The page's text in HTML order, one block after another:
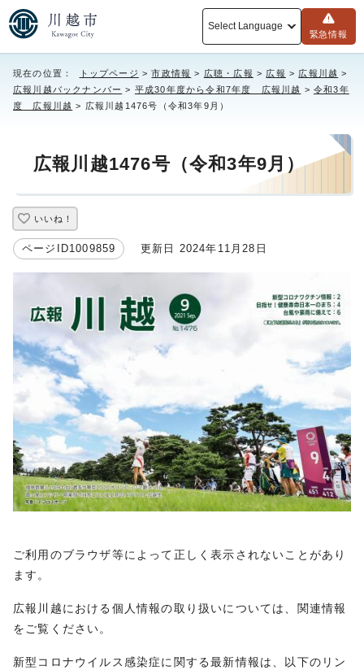
Select Language
緊急情報
現在の位置： トップページ >市政情報 > 広聴・広報 > 広報 > 広報川越 >
広報川越バックナンバー > 平成30年度から令和7年度 広報川越 >令和3年
度 広報川越 > 広報川越1476号（令和3年9月）
広報川越1476号（令和3年9月）
いいね！
ページID1009859 更新日 2024年11月28日
ご利用のブラウザ等によって正しく表示されないことがあり
ます。
広報川越における個人情報の取り扱いについては、関連情報
をご覧ください。
新型コロナウイルス感染症に関する最新情報は、以下のリン